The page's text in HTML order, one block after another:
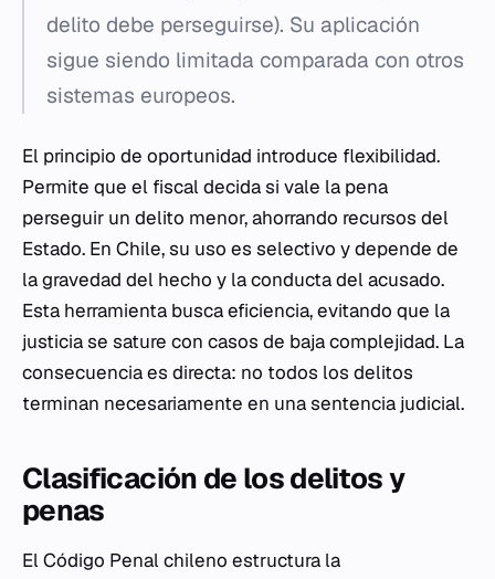
delito debe perseguirse). Su aplicación
sigue siendo limitada comparada con otros
sistemas europeos.
El principio de oportunidad introduce flexibilidad.
Permite que el fiscal decida si vale la pena
perseguir un delito menor, ahorrando recursos del
Estado. En Chile, su uso es selectivo y depende de
la gravedad del hecho y la conducta del acusado.
Esta herramienta busca eficiencia, evitando que la
justicia se sature con casos de baja complejidad. La
consecuencia es directa: no todos los delitos
terminan necesariamente en una sentencia judicial.
Clasificación de los delitos y
penas
El Código Penal chileno estructura la